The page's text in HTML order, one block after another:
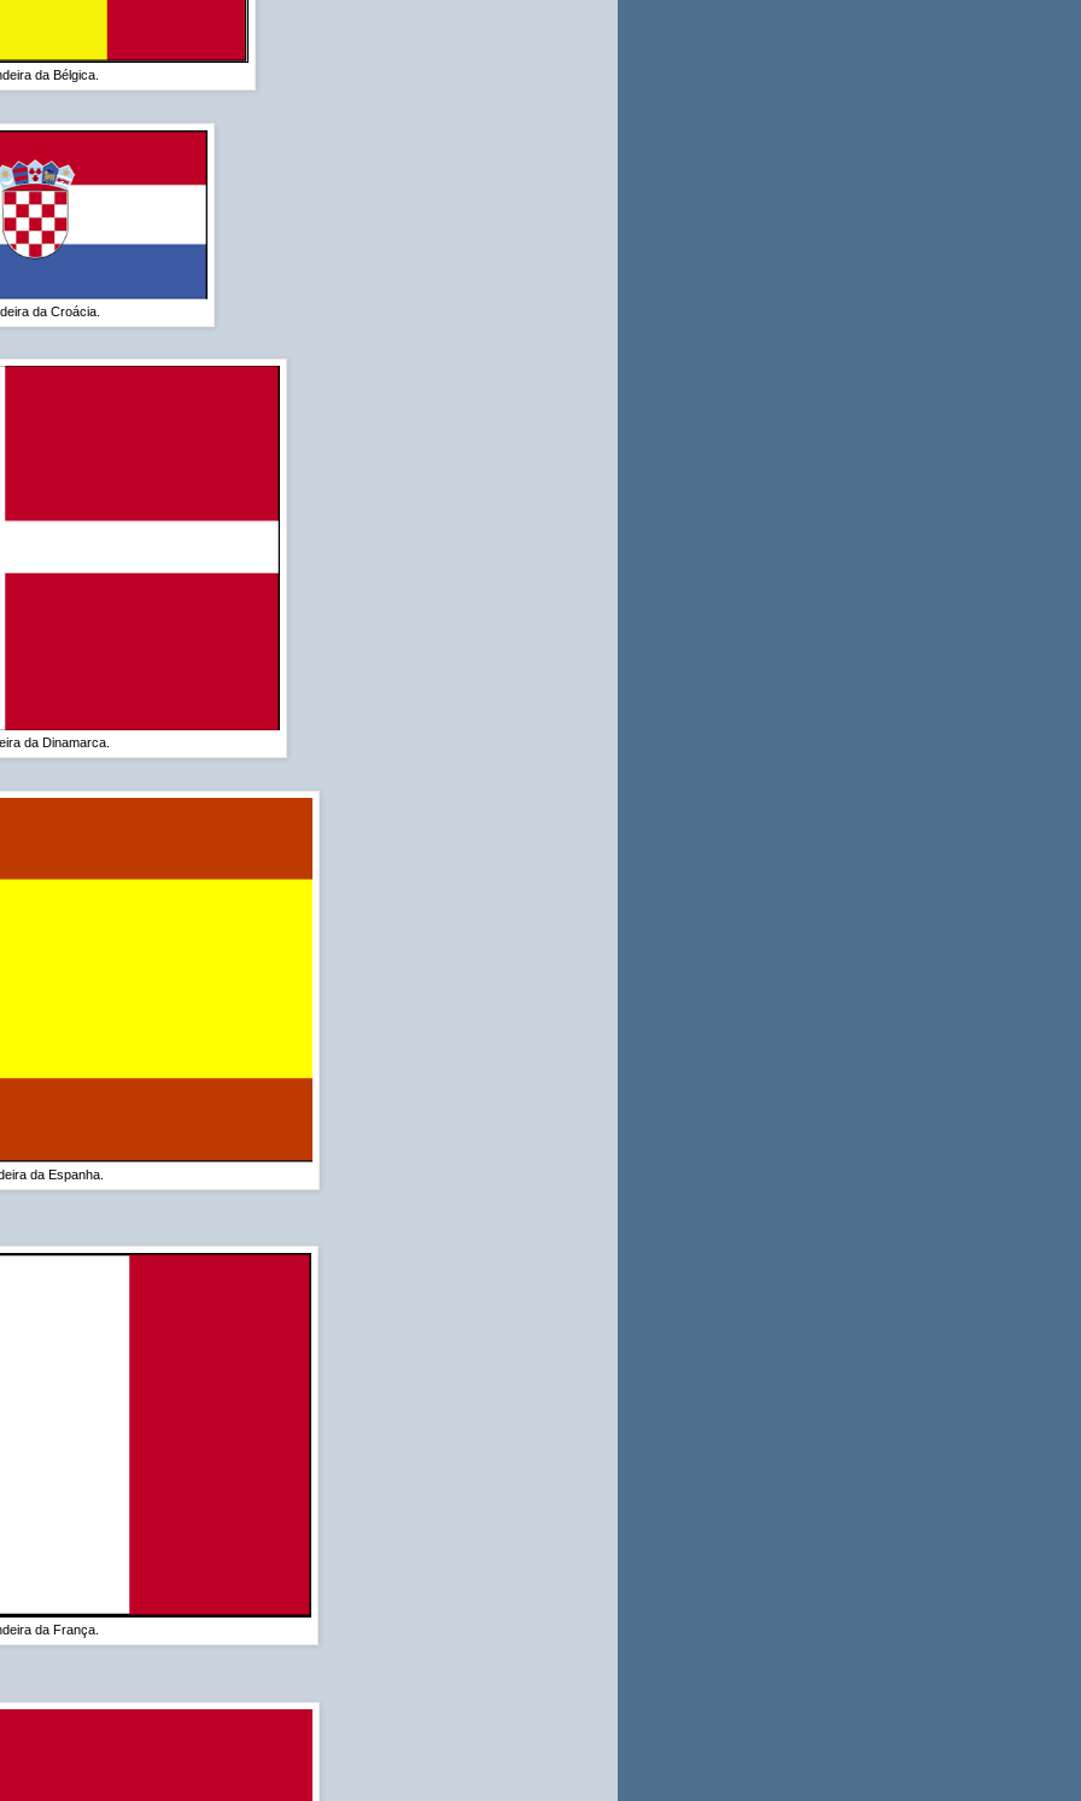
da Bélgica.
da Croácia.
da Dinamarca.
da Espanha.
da França.